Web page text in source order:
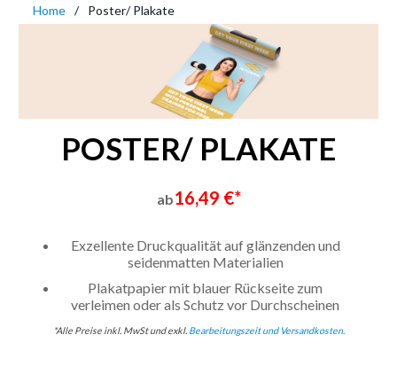
Home Poster/ Plakate
POSTER/ PLAKATE
ab16,49 €*
Exzellente Druckqualität auf glänzenden und
seidenmatten Materialien
Plakatpapier mit blauer Rückseite zum
verleimen oder als Schutz vor Durchscheinen
*Alle Preise inkl. MwSt und exkl. Bearbeitungszeit und Versandkosten.